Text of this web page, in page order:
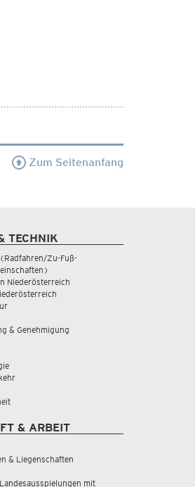
Zum Seitenanfang
TECHNIK
Zu-Fuß-
Niederösterreich
& Genehmigung
& ARBEIT
& Liegenschaften
mit